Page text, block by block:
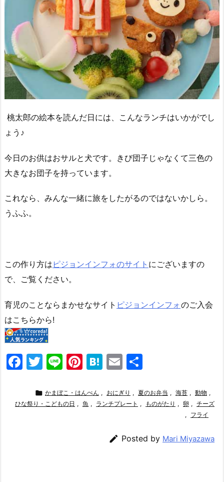
桃太郎の絵本を読んだ日には、こんなランチはいかがでし
ょう♪
今日のお供はおサルと犬です。きび団子じゃなくて三色の
大きなお団子を持っています。
これなら、みんな一緒に旅をしたがるのではないかしら。
うふふ。
この作り方は ピジョンインフォのサイト にございますの
で、ご覧ください。
育児のことならまかせなサイト ピジョンインフォのご入会
はこちらから!
F
e
T
itt
er
Li
e
Pi
er
e
H
e
n
E
ai
l
 かまぼこ・はんぺん , おにぎり , 夏のお弁当 , 海苔 , 動物 ,
ひな祭り・こどもの日 , 魚 , ランチプレート , ものがたり , 卵 , チーズ
,
フライ
 Posted by Mari Miyazawa